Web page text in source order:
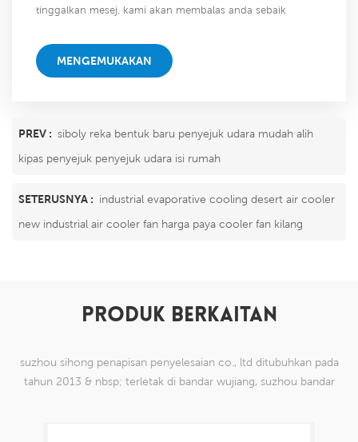
tinggalkan mesej, kami akan membalas anda sebaik
MENGEMUKAKAN
PREV : siboly reka bentuk baru penyejuk udara mudah alih
kipas penyejuk penyejuk udara isi rumah
SETERUSNYA : industrial evaporative cooling desert air cooler
new industrial air cooler fan harga paya cooler fan kilang
PRODUK BERKAITAN
suzhou sihong penapisan penyelesaian co., ltd ditubuhkan pada
tahun 2013 & nbsp; terletak di bandar wujiang, suzhou bandar